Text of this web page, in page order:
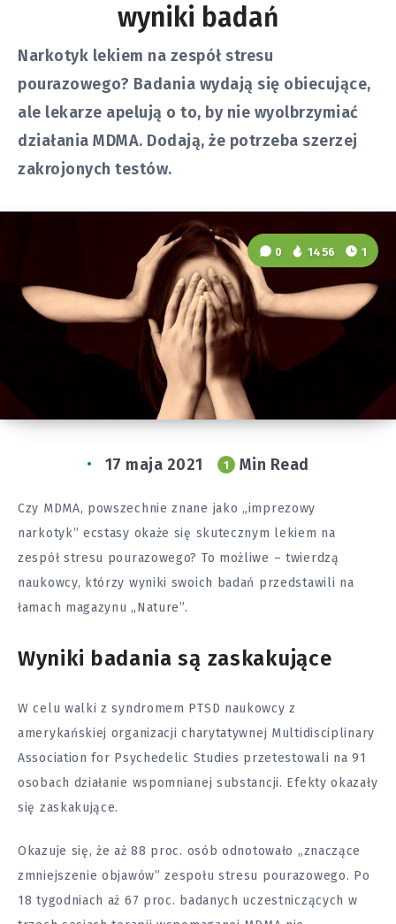
wyniki badań
Narkotyk lekiem na zespół stresu
pourazowego? Badania wydają się obiecujące,
ale lekarze apelują o to, by nie wyolbrzymiać
działania MDMA. Dodają, że potrzeba szerzej
zakrojonych testów.
0 1456 1
17 maja 2021 1 Min Read
Czy MDMA, powszechnie znane jako „imprezowy
narkotyk” ecstasy okaże się skutecznym lekiem na
zespół stresu pourazowego? To możliwe – twierdzą
naukowcy, którzy wyniki swoich badań przedstawili na
łamach magazynu „Nature”.
Wyniki badania są zaskakujące
W celu walki z syndromem PTSD naukowcy z
amerykańskiej organizacji charytatywnej Multidisciplinary
Association for Psychedelic Studies przetestowali na 91
osobach działanie wspomnianej substancji. Efekty okazały
się zaskakujące.
Okazuje się, że aż 88 proc. osób odnotowało „znaczące
zmniejszenie objawów” zespołu stresu pourazowego. Po
18 tygodniach aż 67 proc. badanych uczestniczących w